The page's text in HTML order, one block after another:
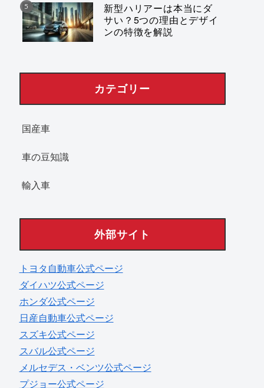
新型ハリアーは本当にダ
サい？5つの理由とデザイ
ンの特徴を解説
カテゴリー
国産車
車の豆知識
輸入車
外部サイト
トヨタ自動車公式ページ
ダイハツ公式ページ
ホンダ公式ページ
日産自動車公式ページ
スズキ公式ページ
スバル公式ページ
メルセデス・ベンツ公式ページ
プジョー公式ページ